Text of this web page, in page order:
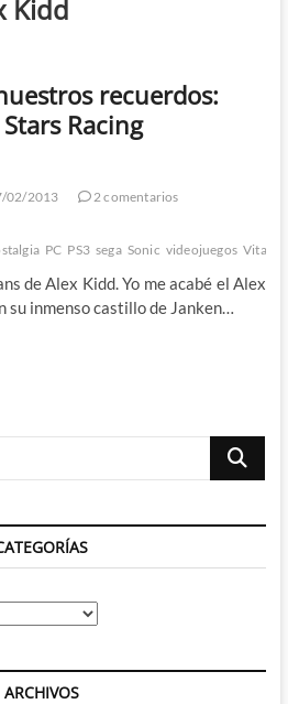
Kidd
recuerdos:
Racing
02/2013
2 comentarios
PC PS3 sega Sonic videojuegos Vita
de Alex Kidd. Yo me acabé el Alex
su inmenso castillo de Janken…
Buscar
ARCHIVOS